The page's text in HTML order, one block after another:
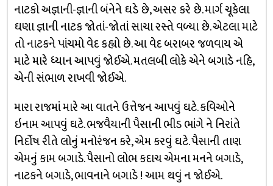
નાટકો અજ્ઞાની-જ્ઞાની બંનેને ઘડે છે, અસર કરે છે. માર્ગ ચૂકેલા
ઘણા જ્ઞાની નાટક જોતાં-જોતાં સાચા રસ્તે વળ્યા છે. એટલા માટે
તો નાટકને પાંચમો વેદ કહ્યો છે. આ વેદ બરાબર જળવાય એ
માટે મારે ધ્યાન આપવું જોઈએ. મતલબી લોકે એને બગાડે નહિ,
એની સંભાળ રાખવી જોઈએ.
મારા રાજમાં મારે આ વાતને ઉત્તેજન આપવું ઘટે. કવિઓને
ઇનામ આપવું ઘટે. ભજવૈયાની પૈસાની ભીડ ભાંગે ને નિરાંતે
નિર્દોષ રીતે લોનું મનોરંજન કરે, એમ કરવું ઘટે. પૈસાની તાણ
એમનું કામ બગાડે. પૈસાનો લોભ કદાચ એમના મનને બગાડે,
નાટકને બગાડે, ભાવનાને બગાડે ! આમ થવું ન જોઈએ.